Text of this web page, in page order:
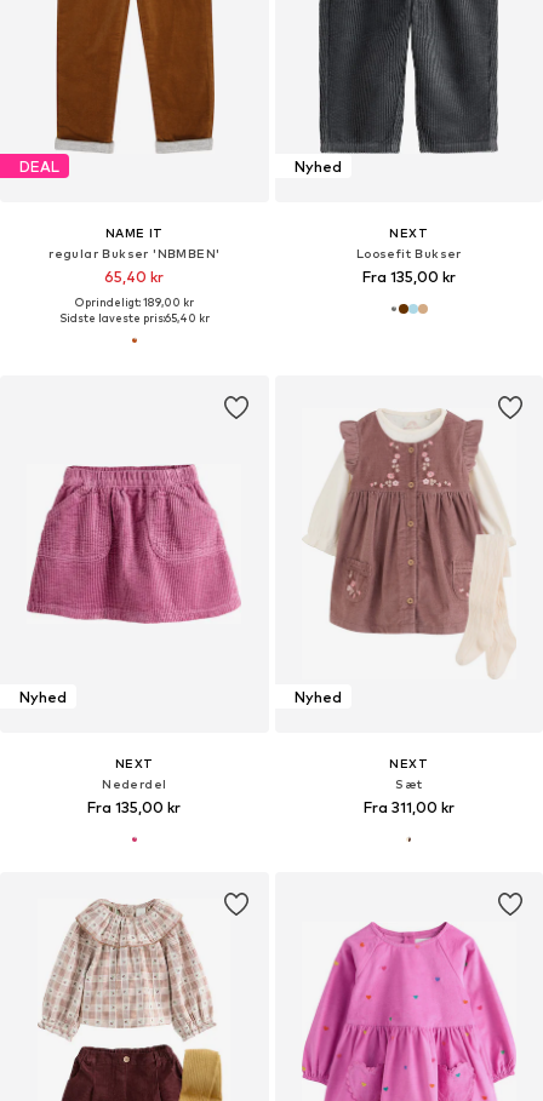
DEAL
NAME IT
regular Bukser 'NBMBEN'
65,40 kr
Oprindeligt: 189,00 kr
Sidste laveste pris:65,40 kr
Nyhed
NEXT
Loosefit Bukser
Fra 135,00 kr
Nyhed
NEXT
Nederdel
Fra 135,00 kr
Nyhed
NEXT
Sæt
Fra 311,00 kr